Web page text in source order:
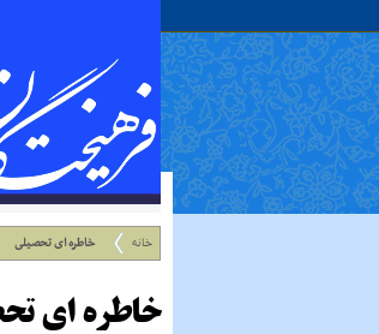
خانه خاطره اى تحصیلى
خاطره اى